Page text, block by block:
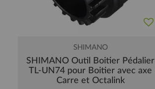
SHIMANO
SHIMANO Outil Boitier Pédalier
TL-UN74 pour Boitier avec axe
Carre et Octalink